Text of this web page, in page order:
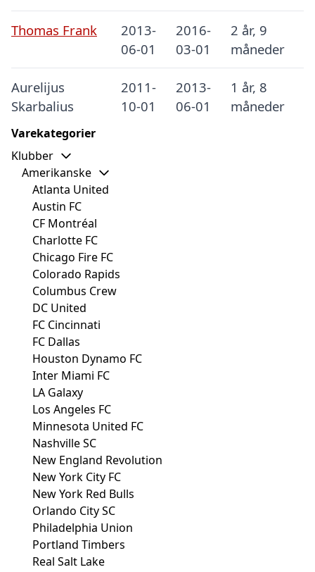
Thomas Frank
2013-
06-01
2016-
03-01
2 år, 9
måneder
Aurelijus
Skarbalius
2011-
10-01
2013-
06-01
1 år, 8
måneder
Varekategorier
Klubber
Amerikanske
Atlanta United
Austin FC
CF Montréal
Charlotte FC
Chicago Fire FC
Colorado Rapids
Columbus Crew
DC United
FC Cincinnati
FC Dallas
Houston Dynamo FC
Inter Miami FC
LA Galaxy
Los Angeles FC
Minnesota United FC
Nashville SC
New England Revolution
New York City FC
New York Red Bulls
Orlando City SC
Philadelphia Union
Portland Timbers
Real Salt Lake